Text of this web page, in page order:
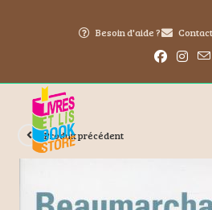
Besoin d'aide ?
Produit précédent